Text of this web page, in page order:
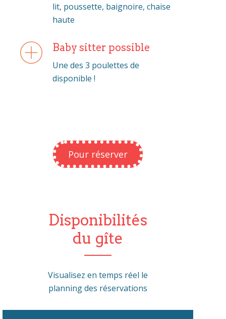
lit, poussette, baignoire, chaise
haute
Baby sitter possible
Une des 3 poulettes de
disponible !
Pour réserver
Disponibilités
du gîte
Visualisez en temps réel le
planning des réservations